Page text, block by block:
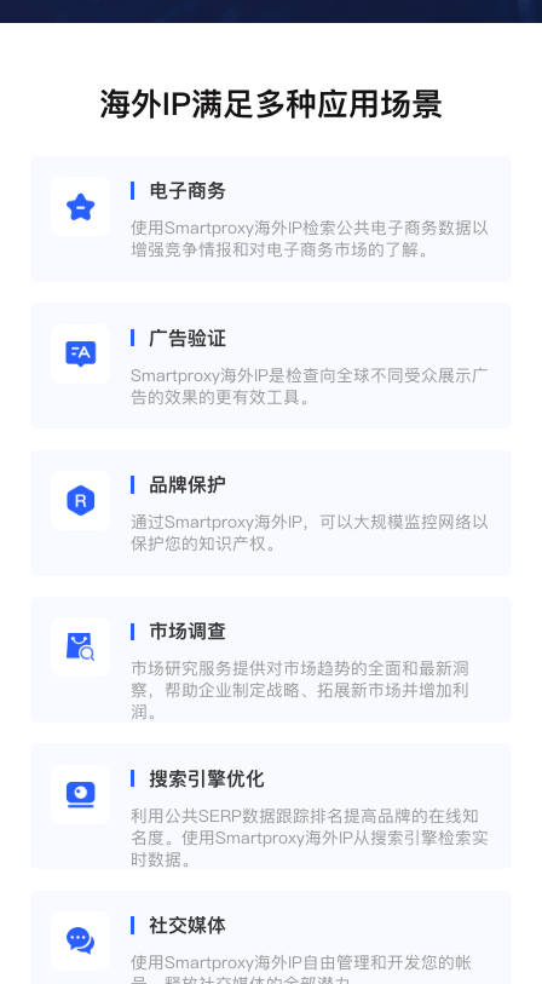
海外IP满足多种应用场景
电子商务
使用Smartproxy海外IP检索公共电子商务数据以
增强竞争情报和对电子商务市场的了解。
广告验证
Smartproxy海外IP是检查向全球不同受众展示广
告的效果的更有效工具。
品牌保护
通过Smartproxy海外IP，可以大规模监控网络以
保护您的知识产权。
市场调查
市场研究服务提供对市场趋势的全面和最新洞
察，帮助企业制定战略、拓展新市场并增加利
润。
搜索引擎优化
利用公共SERP数据跟踪排名提高品牌的在线知
名度。使用Smartproxy海外IP从搜索引擎检索实
时数据。
社交媒体
使用Smartproxy海外IP自由管理和开发您的帐